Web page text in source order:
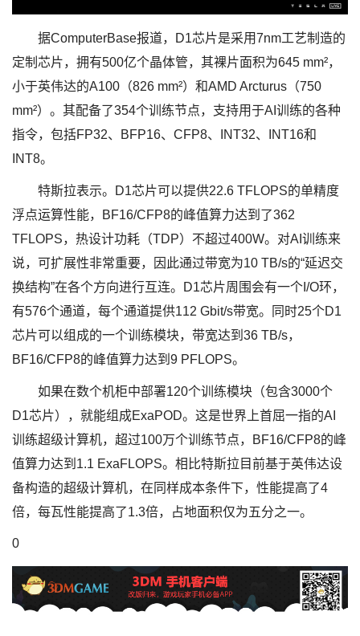
据ComputerBase报道，D1芯片是采用7nm工艺制造的
定制芯片，拥有500亿个晶体管，其裸片面积为645 mm²，
小于英伟达的A100（826 mm²）和AMD Arcturus（750
mm²）。其配备了354个训练节点，支持用于AI训练的各种
指令，包括FP32、BFP16、CFP8、INT32、INT16和
INT8。
特斯拉表示。D1芯片可以提供22.6 TFLOPS的单精度
浮点运算性能，BF16/CFP8的峰值算力达到了362
TFLOPS，热设计功耗（TDP）不超过400W。对AI训练来
说，可扩展性非常重要，因此通过带宽为10 TB/s的“延迟交
换结构”在各个方向进行互连。D1芯片周围会有一个I/O环，
有576个通道，每个通道提供112 Gbit/s带宽。同时25个D1
芯片可以组成的一个训练模块，带宽达到36 TB/s，
BF16/CFP8的峰值算力达到9 PFLOPS。
如果在数个机柜中部署120个训练模块（包含3000个
D1芯片），就能组成ExaPOD。这是世界上首屈一指的AI
训练超级计算机，超过100万个训练节点，BF16/CFP8的峰
值算力达到1.1 ExaFLOPS。相比特斯拉目前基于英伟达设
备构造的超级计算机，在同样成本条件下，性能提高了4
倍，每瓦性能提高了1.3倍，占地面积仅为五分之一。
0